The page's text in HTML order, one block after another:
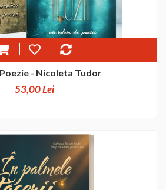
- Nicoleta Tudor
53,00 Lei